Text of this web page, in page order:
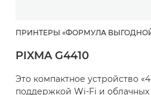
ПРИНТЕРЫ «ФОРМУЛА
PIXMA G4410
Это компактное устройство
поддержкой Wi-Fi и